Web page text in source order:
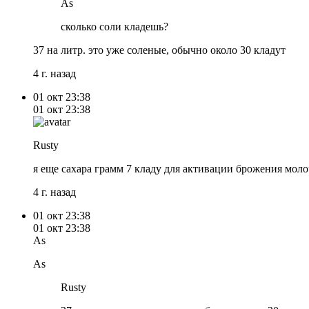
As
сколько соли кладешь?
37 на литр. это уже соленые, обычно около 30 кладут
4 г. назад
01 окт 23:38
01 окт 23:38
Rusty
я еще сахара грамм 7 кладу для активации брожения
4 г. назад
01 окт 23:38
01 окт 23:38
As
As
Rusty